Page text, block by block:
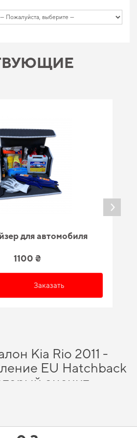
для автомобиля
1100 ₴
Заказать
Kia Rio 2011 -
EU Hatchback
оценит
дороге,купить коврики в аудии насладиться
автомобиле в любое время года. Сделайте